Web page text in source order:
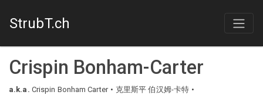
StrubT.ch
Crispin Bonham-Carter
a.k.a. Crispin Bonham Carter
克里斯平 伯汉姆-卡特